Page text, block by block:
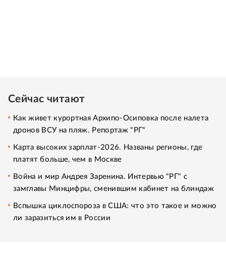
Сейчас читают
Как живет курортная Архипо-Осиповка после налета
дронов ВСУ на пляж. Репортаж "РГ"
Карта высоких зарплат-2026. Названы регионы, где
платят больше, чем в Москве
Война и мир Андрея Заренина. Интервью "РГ" с
замглавы Минцифры, сменившим кабинет на блиндаж
Вспышка циклоспороза в США: что это такое и можно
ли заразиться им в России